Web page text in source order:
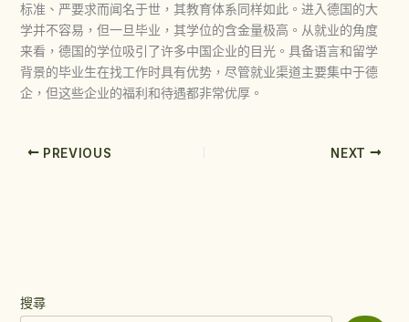
标准、严要求而闻名于世，其教育体系同样如此。进入德国的大
学并不容易，但一旦毕业，其学位的含金量极高。从就业的角度
来看，德国的学位吸引了许多中国企业的目光。具备语言和留学
背景的毕业生在找工作时具有优势，尽管就业渠道主要集中于德
企，但这些企业的福利和待遇都非常优厚。
PREVIOUS NEXT
搜尋